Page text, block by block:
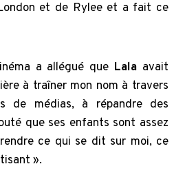
et de Rylee et a fait ce
a allégué que Lala avait
à traîner mon nom à travers
de médias, à répandre des
que ses enfants sont assez
ce qui se dit sur moi, ce
».